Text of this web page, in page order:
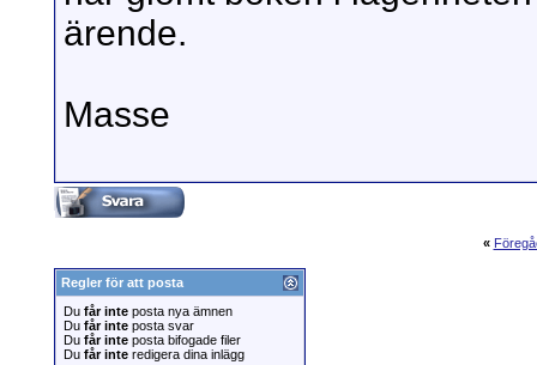
ärende.
Masse
«
Regler för att posta
Du får inte posta nya ämnen
Du får inte posta svar
Du får inte posta bifogade filer
Du får inte redigera dina inlägg